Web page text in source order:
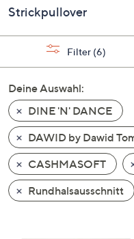
Pfeiltasten
nach
und
nach
unten
oder
wischen
Sie
auf
Touch-
Geräten
Strickpullover
Filter (6)
Deine Auswahl:
DINE 'N' DANCE
DAWID by Dawid
CASHMASOFT
Rundhalsausschnitt